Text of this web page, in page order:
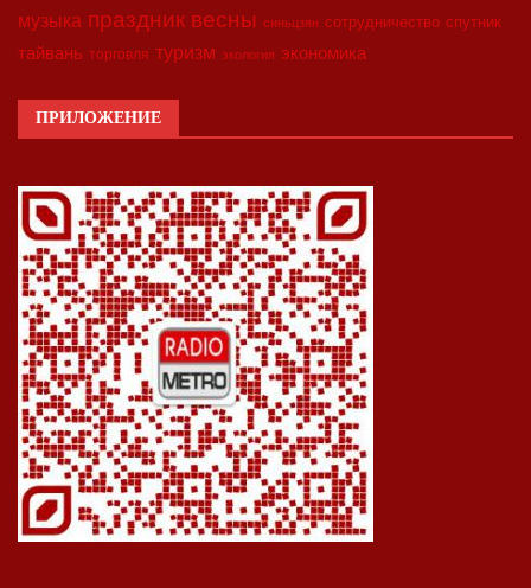
музыка праздник весны синьцзян сотрудничество спутник
тайвань торговля туризм экология экономика
ПРИЛОЖЕНИЕ